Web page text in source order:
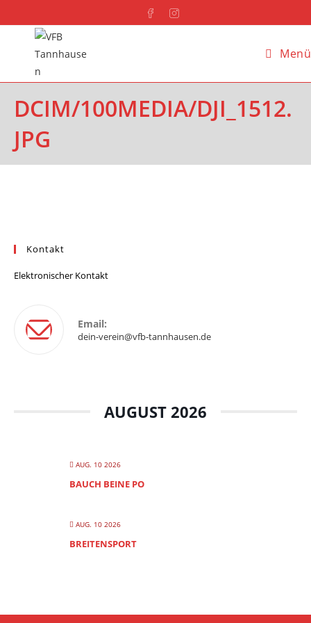
Menü
DCIM/100MEDIA/DJI_1512.
JPG
Kontakt
Elektronischer Kontakt
Email:
dein-verein@vfb-tannhausen.de
AUGUST 2026
AUG. 10 2026
BAUCH BEINE PO
AUG. 10 2026
BREITENSPORT